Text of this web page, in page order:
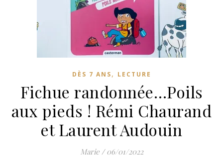
DÈS 7 ANS, LECTURE
Fichue randonnée…Poils
aux pieds ! Rémi Chaurand
et Laurent Audouin
Marie / 06/01/2022